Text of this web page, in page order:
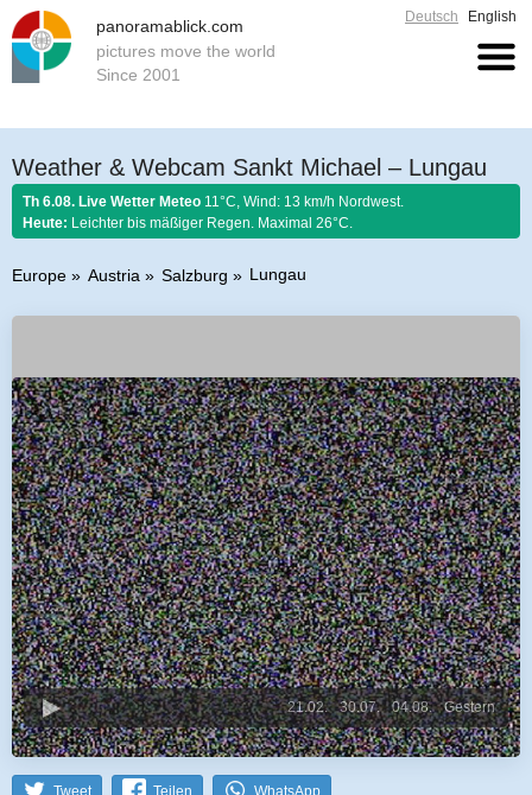
panoramablick.com
pictures move the world
Since 2001
Deutsch English
Weather & Webcam Sankt Michael – Lungau
Th 6.08. Live Wetter Meteo 11°C, Wind: 13 km/h Nordwest.
Heute: Leichter bis mäßiger Regen. Maximal 26°C.
Europe Austria Salzburg Lungau
Gestern
04.08.
30.07.
21.02.
Tweet Teilen WhatsApp